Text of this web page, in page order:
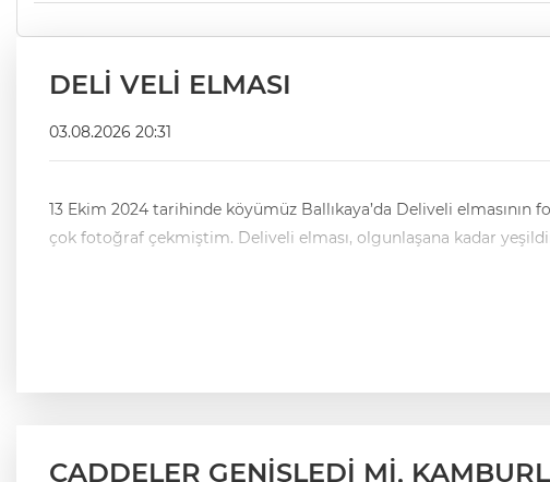
DELİ VELİ ELMASI
03.08.2026 20:31
13 Ekim 2024 tarihinde köyümüz Ballıkaya’da Deliveli
çok fotoğraf çekmiştim. Deliveli elması, olgunlaşana
CADDELER GENİŞLEDİ Mİ,